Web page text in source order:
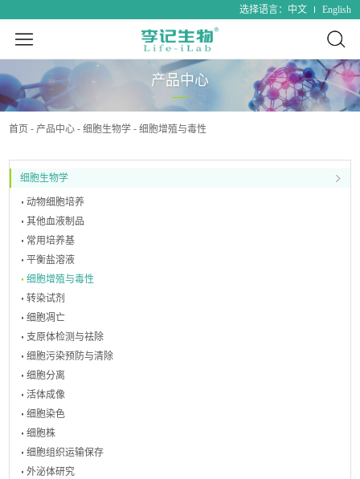
选择语言： 中文 English
产品中心
首页 产品中心 细胞生物学 细胞增殖与毒性
细胞生物学
动物细胞培养
其他血液制品
常用培养基
平衡盐溶液
细胞增殖与毒性
转染试剂
细胞凋亡
支原体检测与祛除
细胞污染预防与清除
细胞分离
活体成像
细胞染色
细胞株
细胞组织运输保存
外泌体研究